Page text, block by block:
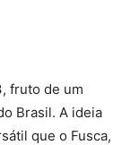
fruto de um
Brasil. A ideia
que o Fusca,